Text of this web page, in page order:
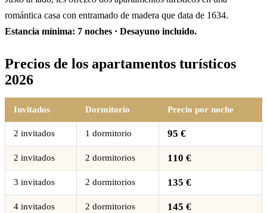
romántica casa con entramado de madera que data de 1634.
Estancia mínima: 7 noches · Desayuno incluido.
Precios de los apartamentos turísticos
2026
Invitados Dormitorio Precio por noche
2 invitados 1 dormitorio 95 €
2 invitados 2 dormitorios 110 €
3 invitados 2 dormitorios 135 €
4 invitados 2 dormitorios 145 €